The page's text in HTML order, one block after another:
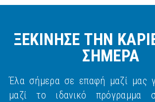
ΞΕΚΙΝΗΣΕ ΤΗΝ
ΣΗΜΕΡΑ
Έλα σήμερα σε επαφή μαζί μας
μαζί το ιδανικό πρόγραμμα